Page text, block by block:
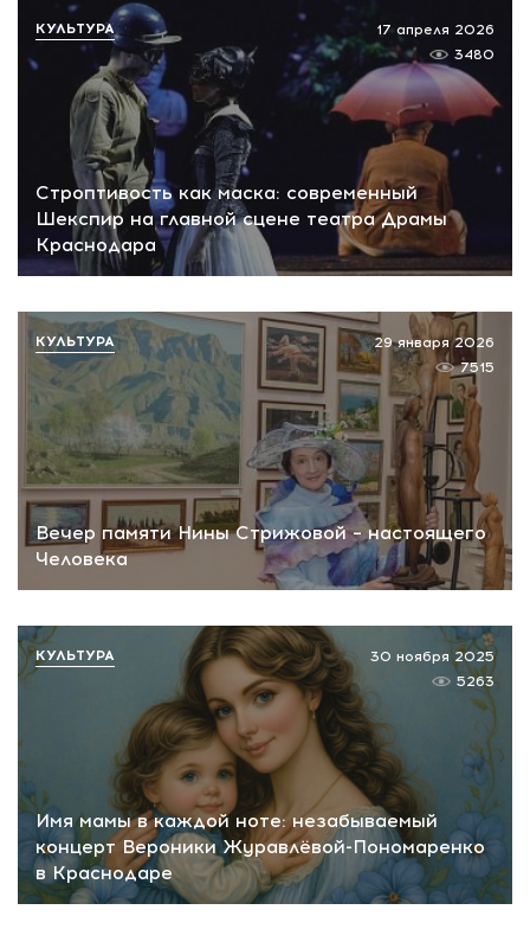
Строптивость как маска: современный
Шекспир на главной сцене театра Драмы
Краснодара
17 апреля 2026
3480
КУЛЬТУРА
Вечер памяти Нины Стрижовой – настоящего
Человека
29 января 2026
7515
КУЛЬТУРА
Имя мамы в каждой ноте: незабываемый
концерт Вероники Журавлёвой-Пономаренко
в Краснодаре
30 ноября 2025
5263
КУЛЬТУРА